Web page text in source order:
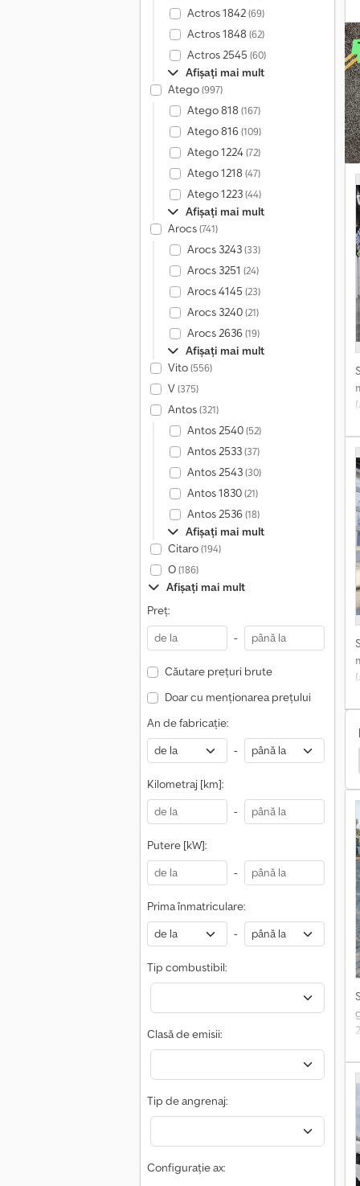
Actros 1842(69)
Actros 1848 (62)
Actros 2545 (60)
Afișați mai mult
Atego(997)
Atego 818 (167)
Atego 816(109)
Atego 1224(72)
Atego 1218 (47)
Atego 1223(44)
Afișați mai mult
Arocs(741)
Arocs 3243(33)
Arocs 3251 (24)
Arocs 4145 (23)
Arocs 3240(21)
Arocs 2636(19)
Afișați mai mult
Vito(556)
V(375)
Antos(321)
Antos 2540(52)
Antos 2533(37)
Antos 2543(30)
Antos 1830(21)
Antos 2536(18)
Afișați mai mult
Citaro(194)
O(186)
Afișați mai mult
Preț:
-
Căutare prețuri brute
Doar cu menționarea prețului
An de fabricație:
-
Kilometraj [km]:
-
Putere [kW]:
-
Prima înmatriculare:
-
Tip combustibil:
Clasă de emisii:
Tip de angrenaj:
Configurație ax:
Benz Pregătirea Băuturilor Mercedes-Benz Șasiu
2